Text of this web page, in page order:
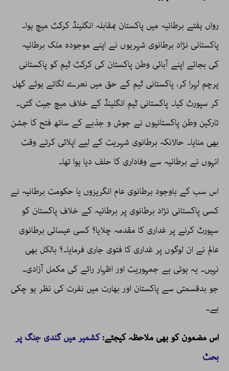
رواں ہفتے برطانیہ میں پاکستان بمقابلہ انگلینڈ کرکٹ میچ ہوا۔
پاکستانی نژاد برطانوی شہریوں نے اپنے موجودہ ملک برطانیہ
کی بجائے اپنے آبائی وطن پاکستان کی کرکٹ ٹیم کو پاکستانی
پرچم لہرا کر، پاکستانی ٹیم کے حق میں نعرے لگاتے ہوئے کھل
کر سپورٹ کیا۔ پاکستانی ٹیم انگلینڈ کے خلاف میچ جیت گئی۔
تارکین وطن پاکستانیوں نے جوش و جذبے کے ساتھ فتح کا جشن
بھی منایا۔ حالانکہ برطانوی شہریت کے لیے اپلائی کرتے وقت
انہوں نے برطانیہ سے وفاداری کا حلف دیا ہوا تھا۔
اس سب کے باوجود برطانوی عام انگریزوں یا حکومت برطانیہ نے
کسی پاکستانی نژاد برطانوی پر برطانیہ کے خلاف پاکستان کو
سپورٹ کرنے پر غداری کا مقدمہ چلایا؟ کسی عیسائی برطانوی
عالم نے ان لوگوں پر غداری کا فتوی جاری فرمایا۔؟ بالکل بھی
نہیں۔ یہ ہوتی ہے جمہوریت اور اظہار رائے کی مکمل آزادی۔
جو بدقسمتی سے پاکستان اور بھارت میں نفرت کی نظر ہو چکی
ہے۔
اس مضمون کو بھی ملاحظہ کیجئے:کشمیر میں گندی جنگ پر
بحث